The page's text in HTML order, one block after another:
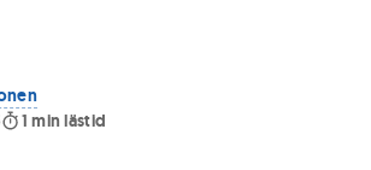
1 min lästid